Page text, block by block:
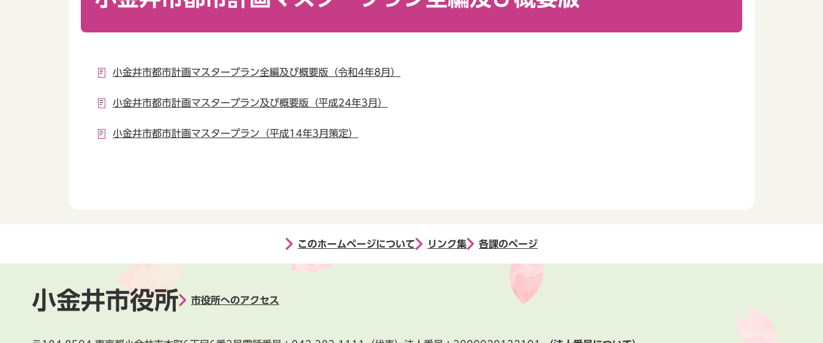
小金井市都市計画マスタープラン全編及び概要版（令和4年8月）
小金井市都市計画マスタープラン及び概要版（平成24年3月）
小金井市都市計画マスタープラン（平成14年3月策定）
このホームページについて リンク集 各課のページ
小金井市役所 市役所へのアクセス